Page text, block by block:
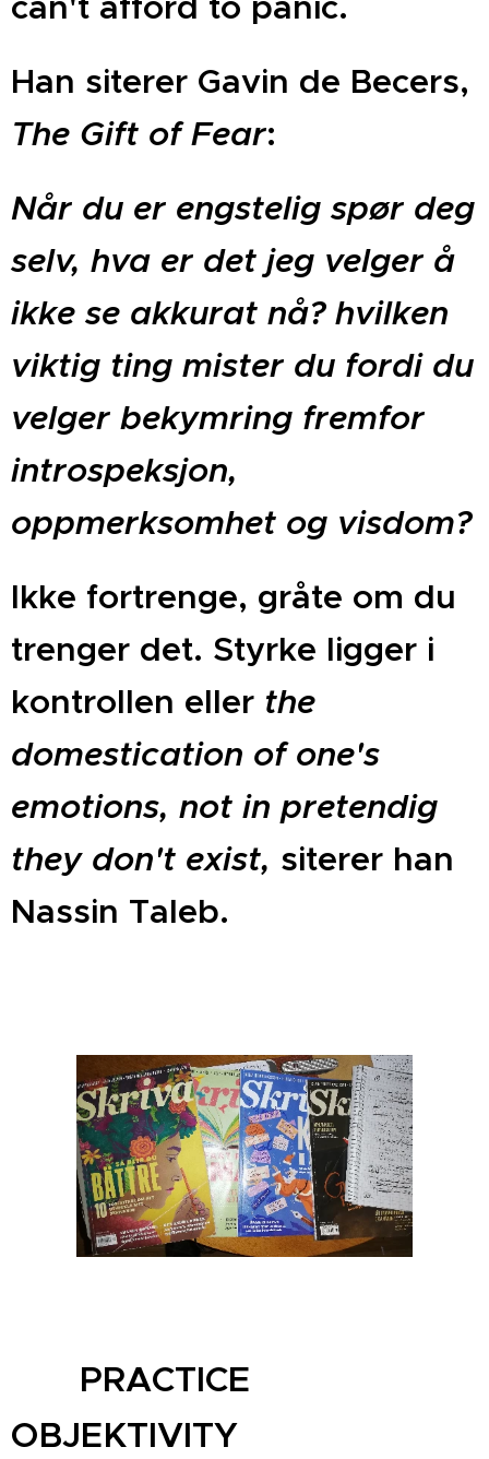
Han siterer Gavin de Becers,
The Gift of Fear:
Når du er engstelig spør deg
selv, hva er det jeg velger å
ikke se akkurat nå? hvilken
viktig ting mister du fordi du
velger bekymring fremfor
introspeksjon,
oppmerksomhet og visdom?
Ikke fortrenge, gråte om du
trenger det. Styrke ligger i
kontrollen eller the
domestication of one's
emotions, not in pretendig
they don't exist, siterer han
Nassin Taleb.
PRACTICE
OBJEKTIVITY